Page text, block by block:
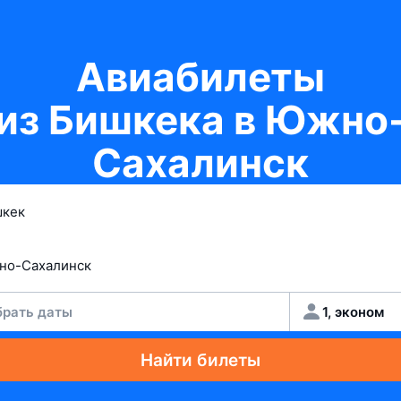
Авиабилеты
Бишкека в
Сахалинск
даты 1, эконом
Найти билеты